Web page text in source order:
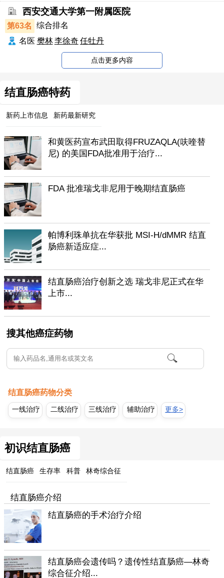
西安交通大学第一附属医院
第63名
综合排名
名医 樊林 李徐奇任牡丹
点击更多内容
结直肠癌特药
新药上市信息 新药最新研究
和黄医药宣布武田取得FRUZAQLA(呋喹替
尼) 的美国FDA批准用于治疗...
FDA 批准瑞戈非尼用于晚期结直肠癌
帕博利珠单抗在华获批 MSI-H/dMMR 结直
肠癌新适应症...
结直肠癌治疗创新之选 瑞戈非尼正式在华
上市...
搜其他癌症药物
结直肠癌药物分类
一线治疗 二线治疗 三线治疗 辅助治疗 更多>
初识结直肠癌
结直肠癌 生存率 科普 林奇综合征
结直肠癌介绍
结直肠癌的手术治疗介绍
结直肠癌会遗传吗？遗传性结直肠癌—林奇
综合征介绍...